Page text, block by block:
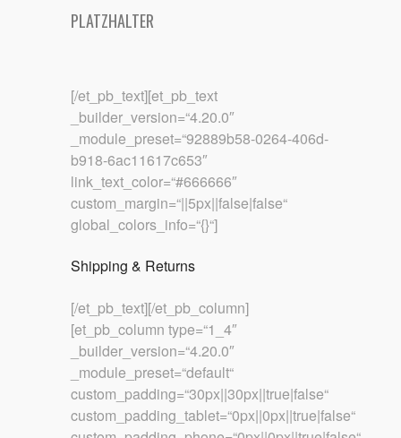
PLATZHALTER
[/et_pb_text][et_pb_text
_builder_version=“4.20.0″
_module_preset=“92889b58-0264-406d-
b918-6ac11617c653″
link_text_color=“#666666″
custom_margin=“||5px||false|false“
global_colors_info=“{}“]
Shipping & Returns
[/et_pb_text][/et_pb_column]
[et_pb_column type=“1_4″
_builder_version=“4.20.0″
_module_preset=“default“
custom_padding=“30px||30px||true|false“
custom_padding_tablet=“0px||0px||true|false“